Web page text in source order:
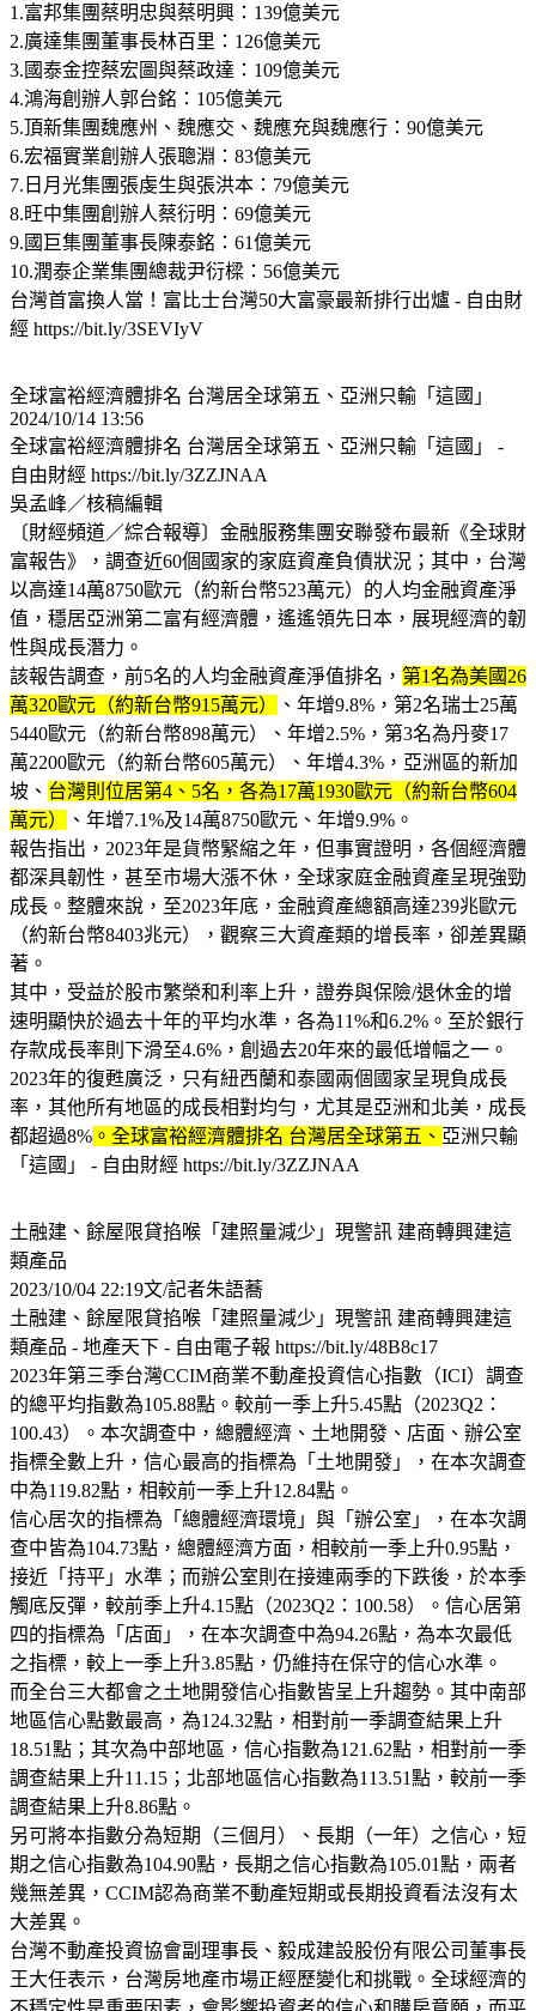
1.富邦集團蔡明忠與蔡明興：139億美元
2.廣達集團董事長林百里：126億美元
3.國泰金控蔡宏圖與蔡政達：109億美元
4.鴻海創辦人郭台銘：105億美元
5.頂新集團魏應州、魏應交、魏應充與魏應行：90億美元
6.宏福實業創辦人張聰淵：83億美元
7.日月光集團張虔生與張洪本：79億美元
8.旺中集團創辦人蔡衍明：69億美元
9.國巨集團董事長陳泰銘：61億美元
10.潤泰企業集團總裁尹衍樑：56億美元
台灣首富換人當！富比士台灣50大富豪最新排行出爐 - 自由財
經 https://bit.ly/3SEVIyV
全球富裕經濟體排名 台灣居全球第五、亞洲只輸「這國」
2024/10/14 13:56
全球富裕經濟體排名 台灣居全球第五、亞洲只輸「這國」 -
自由財經 https://bit.ly/3ZZJNAA
吳孟峰／核稿編輯
〔財經頻道／綜合報導〕金融服務集團安聯發布最新《全球財
富報告》，調查近60個國家的家庭資產負債狀況；其中，台灣
以高達14萬8750歐元（約新台幣523萬元）的人均金融資產淨
值，穩居亞洲第二富有經濟體，遙遙領先日本，展現經濟的韌
性與成長潛力。
該報告調查，前5名的人均金融資產淨值排名， 第1名為美國26
萬320歐元（約新台幣915萬元）
、年增9.8%，第2名瑞士25萬
5440歐元（約新台幣898萬元）、年增2.5%，第3名為丹麥17
萬2200歐元（約新台幣605萬元）、年增4.3%，亞洲區的新加
坡、 台灣則位居第4、5名，各為17萬1930歐元（約新台幣604
萬元）
、年增7.1%及14萬8750歐元、年增9.9%。
報告指出，2023年是貨幣緊縮之年，但事實證明，各個經濟體
都深具韌性，甚至市場大漲不休，全球家庭金融資產呈現強勁
成長。整體來說，至2023年底，金融資產總額高達239兆歐元
（約新台幣8403兆元），觀察三大資產類的增長率，卻差異顯
著。
其中，受益於股市繁榮和利率上升，證券與保險/退休金的增
速明顯快於過去十年的平均水準，各為11%和6.2%。至於銀行
存款成長率則下滑至4.6%，創過去20年來的最低增幅之一。
2023年的復甦廣泛，只有紐西蘭和泰國兩個國家呈現負成長
率，其他所有地區的成長相對均勻，尤其是亞洲和北美，成長
都超過8% 。全球富裕經濟體排名 台灣居全球第五、 亞洲只輸
「這國」 - 自由財經 https://bit.ly/3ZZJNAA
土融建、餘屋限貸掐喉「建照量減少」現警訊 建商轉興建這
類產品
2023/10/04 22:19文/記者朱語蕎
土融建、餘屋限貸掐喉「建照量減少」現警訊 建商轉興建這
類產品 - 地產天下 - 自由電子報 https://bit.ly/48B8c17
2023年第三季台灣CCIM商業不動產投資信心指數（ICI）調查
的總平均指數為105.88點。較前一季上升5.45點（2023Q2：
100.43）。本次調查中，總體經濟、土地開發、店面、辦公室
指標全數上升，信心最高的指標為「土地開發」，在本次調查
中為119.82點，相較前一季上升12.84點。
信心居次的指標為「總體經濟環境」與「辦公室」，在本次調
查中皆為104.73點，總體經濟方面，相較前一季上升0.95點，
接近「持平」水準；而辦公室則在接連兩季的下跌後，於本季
觸底反彈，較前季上升4.15點（2023Q2：100.58）。信心居第
四的指標為「店面」，在本次調查中為94.26點，為本次最低
之指標，較上一季上升3.85點，仍維持在保守的信心水準。
而全台三大都會之土地開發信心指數皆呈上升趨勢。其中南部
地區信心點數最高，為124.32點，相對前一季調查結果上升
18.51點；其次為中部地區，信心指數為121.62點，相對前一季
調查結果上升11.15；北部地區信心指數為113.51點，較前一季
調查結果上升8.86點。
另可將本指數分為短期（三個月）、長期（一年）之信心，短
期之信心指數為104.90點，長期之信心指數為105.01點，兩者
幾無差異，CCIM認為商業不動產短期或長期投資看法沒有太
大差異。
台灣不動產投資協會副理事長、毅成建設股份有限公司董事長
王大任表示，台灣房地產市場正經歷變化和挑戰。全球經濟的